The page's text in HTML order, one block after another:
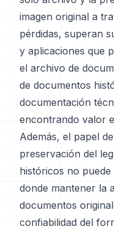
imagen original a
pérdidas, superan
y aplicaciones que
el archivo de
de documentos
documentación
encontrando valor
Además, el papel
preservación del
históricos no
donde mantener la
documentos
confiabilidad del